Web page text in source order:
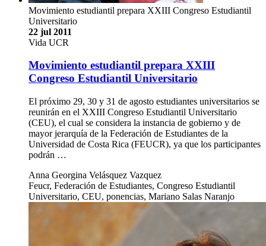
Movimiento estudiantil prepara XXIII Congreso Estudiantil
Universitario
22 jul 2011
Vida UCR
Movimiento estudiantil prepara XXIII
Congreso Estudiantil Universitario
El próximo 29, 30 y 31 de agosto estudiantes universitarios se
reunirán en el XXIII Congreso Estudiantil Universitario
(CEU), el cual se considera la instancia de gobierno y de
mayor jerarquía de la Federación de Estudiantes de la
Universidad de Costa Rica (FEUCR), ya que los participantes
podrán …
Anna Georgina Velásquez Vazquez
Feucr, Federación de Estudiantes, Congreso Estudiantil
Universitario, CEU, ponencias, Mariano Salas Naranjo